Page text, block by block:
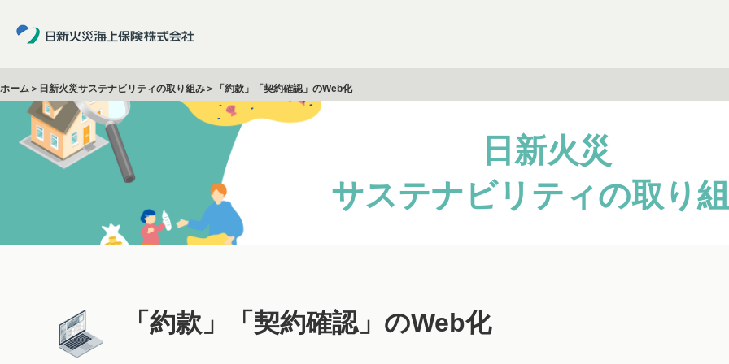
ホーム ＞ 日新火災サステナビリティの取り組み ＞「約款」「契約確認」のWeb化
日新火災
サステナビリティの取り
「約款」「契約確認」のWeb化